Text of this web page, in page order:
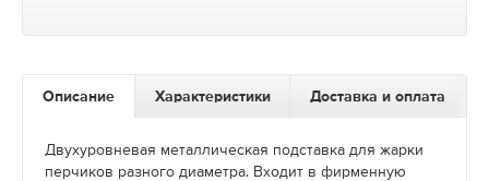
Описание Характеристики Доставка и оплата
Двухуровневая металлическая подставка для жарки
перчиков разного диаметра. Входит в фирменную